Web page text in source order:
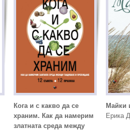
Кога и с какво да се
храним. Как да намерим
златната среда между
Майки
Ерика